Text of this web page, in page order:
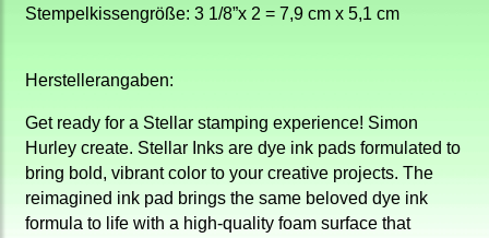
Stempelkissengröße: 3 1/8”x 2 = 7,9 cm x 5,1 cm
Herstellerangaben:
Get ready for a Stellar stamping experience! Simon
Hurley create. Stellar Inks are dye ink pads formulated to
bring bold, vibrant color to your creative projects. The
reimagined ink pad brings the same beloved dye ink
formula to life with a high-quality foam surface that